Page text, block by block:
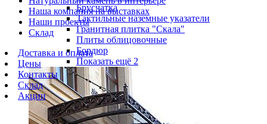
Брусчатка
Тактильные наземные указатели
Гранитная плитка "Скала"
Плиты облицовочные
Бордюр
Показать ещё 2
Наша компания на выставках
Наши проекты
Склад
Доставка и оплата
Цены
Контакты
Склад
Акции